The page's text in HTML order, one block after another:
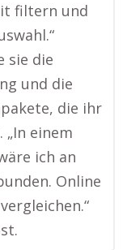
filtern und
sie die
und die
die ihr
einem
ich an
Online